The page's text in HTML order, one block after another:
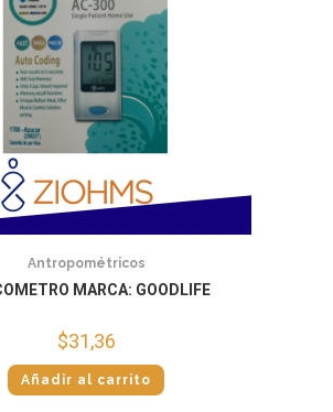
Antropométricos
MARCA: GOODLIFE
$31,36
Añadir al carrito